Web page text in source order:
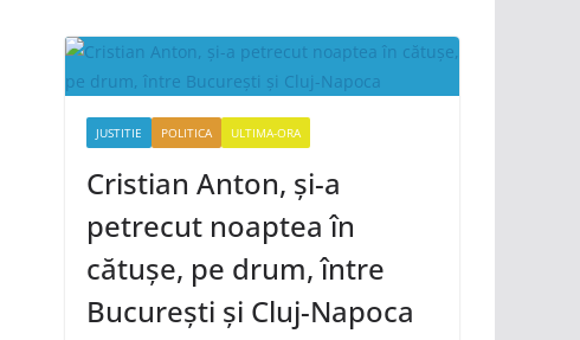
JUSTITIE POLITICA ULTIMA-ORA
Cristian Anton, și-a
petrecut noaptea în
cătușe, pe drum, între
București și Cluj-Napoca